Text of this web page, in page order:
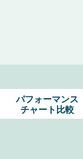
パフォーマンス
チャート比較